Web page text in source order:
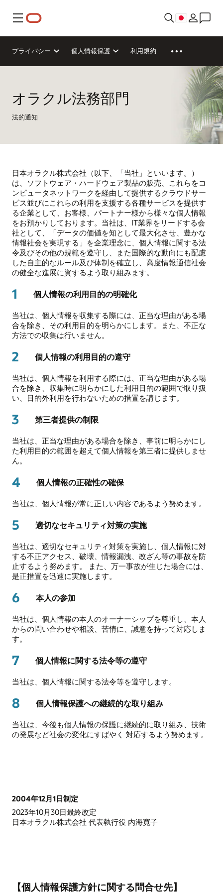
メニュー
プライバシー 個人情報保護 利用規約
オラクル法務部門
法的通知
日本オラクル株式会社（以下、「当社」といいます。）
は、ソフトウェア・ハードウェア製品の販売、これらをコ
ンピュータネットワークを経由して提供するクラウドサー
ビス並びにこれらの利用を支援する各種サービスを提供す
る企業として、お客様、パートナー様から様々な個人情報
をお預かりしております。当社は、IT業界をリードする会
社として、「データの価値を知として最大化させ、豊かな
情報社会を実現する」を企業理念に、個人情報に関する法
令及びその他の規範を遵守し、また国際的な動向にも配慮
した自主的なルール及び体制を確立し、高度情報通信社会
の健全な進展に資するよう取り組みます。
1 個人情報の利用目的の明確化
当社は、個人情報を収集する際には、正当な理由がある場
合を除き、その利用目的を明らかにします。また、不正な
方法での収集は行いません。
2 個人情報の利用目的の遵守
当社は、個人情報を利用する際には、正当な理由がある場
合を除き、収集時に明らかにした利用目的の範囲で取り扱
い、目的外利用を行わないための措置を講じます。
3 第三者提供の制限
当社は、正当な理由がある場合を除き、事前に明らかにし
た利用目的の範囲を超えて個人情報を第三者に提供しませ
ん。
4 個人情報の正確性の確保
当社は、個人情報が常に正しい内容であるよう努めます。
5 適切なセキュリティ対策の実施
当社は、適切なセキュリティ対策を実施し、個人情報に対
する不正アクセス、破壊、情報漏洩、改ざん等の事故を防
止するよう努めます。 また、万一事故が生じた場合には、
是正措置を迅速に実施します。
6 本人の参加
当社は、個人情報の本人のオーナーシップを尊重し、本人
からの問い合わせや相談、苦情に、誠意を持って対応しま
す。
7 個人情報に関する法令等の遵守
当社は、個人情報に関する法令等を遵守します。
8 個人情報保護への継続的な取り組み
当社は、今後も個人情報の保護に継続的に取り組み、技術
の発展など社会の変化にすばやく 対応するよう努めます。
2004年12月1日制定
2023年10月30日最終改定
日本オラクル株式会社 代表執行役 内海寛子
【個人情報保護方針に関する問合せ先】